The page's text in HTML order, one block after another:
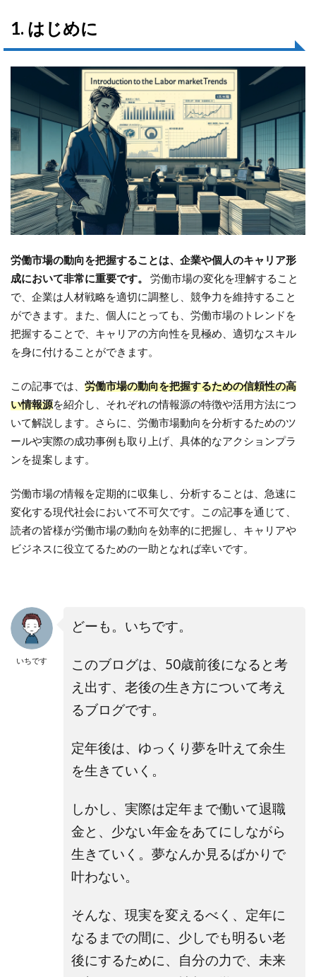
1. はじめに
労働市場の動向を把握することは、企業や個人のキャリア形
成において非常に重要です。
労働市場の変化を理解すること
で、企業は人材戦略を適切に調整し、競争力を維持すること
ができます。また、個人にとっても、労働市場のトレンドを
把握することで、キャリアの方向性を見極め、適切なスキル
を身に付けることができます。
この記事では、 労働市場の動向を把握するための信頼性の高
い情報源を紹介し、それぞれの情報源の特徴や活用方法につ
いて解説します。さらに、労働市場動向を分析するためのツ
ールや実際の成功事例も取り上げ、具体的なアクションプラ
ンを提案します。
労働市場の情報を定期的に収集し、分析することは、急速に
変化する現代社会において不可欠です。この記事を通じて、
読者の皆様が労働市場の動向を効率的に把握し、キャリアや
ビジネスに役立てるための一助となれば幸いです。
いちです
どーも。いちです。
このブログは、50歳前後になると考
え出す、老後の生き方について考え
るブログです。
定年後は、ゆっくり夢を叶えて余生
を生きていく。
しかし、実際は定年まで働いて退職
金と、少ない年金をあてにしながら
生きていく。夢なんか見るばかりで
叶わない。
そんな、現実を変えるべく、定年に
なるまでの間に、少しでも明るい老
後にするために、自分の力で、未来